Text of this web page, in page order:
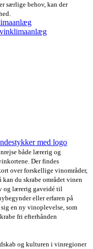
særlige behov, kan der
med logo
både lærerig og
Der findes
over forskellige vinområder,
kan du skrabe området vinen
og lærerig gaveidé til
eller erfaren på
en ny vinoplevelse, som
fri efterhånden
og kulturen i vinregioner